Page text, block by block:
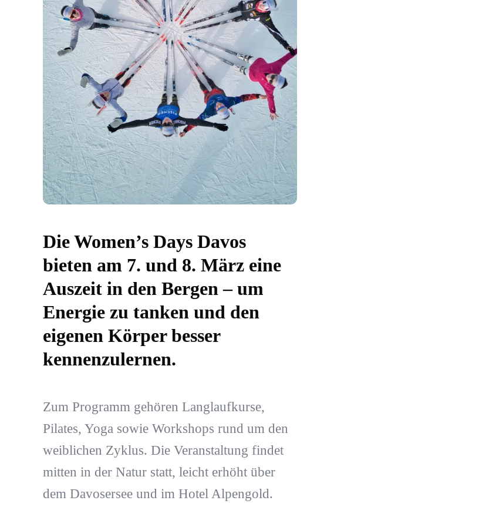
Die Women’s Days Davos
bieten am 7. und 8. März eine
Auszeit in den Bergen – um
Energie zu tanken und den
eigenen Körper besser
kennenzulernen.
Zum Programm gehören Langlaufkurse,
Pilates, Yoga sowie Workshops rund um den
weiblichen Zyklus. Die Veranstaltung findet
mitten in der Natur statt, leicht erhöht über
dem Davosersee und im Hotel Alpengold.